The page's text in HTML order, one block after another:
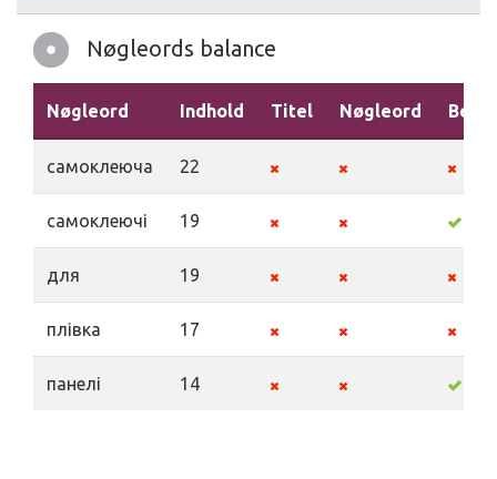
Nøgleords balance
Nøgleord Indhold Titel Nøgleord
самоклеюча 22
самоклеючі 19
для 19
плівка 17
панелі 14